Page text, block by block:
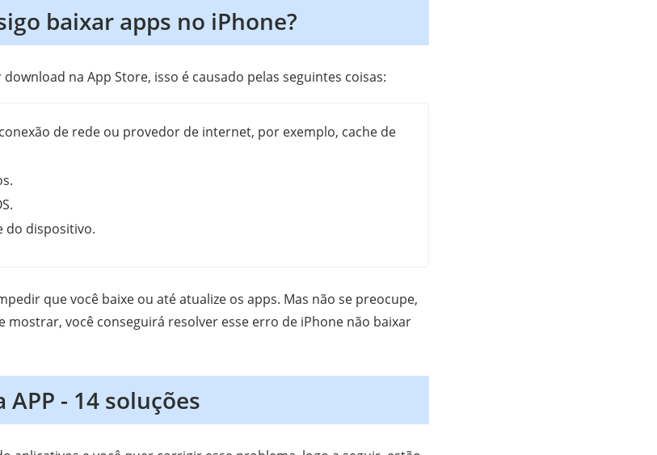
baixar apps no iPhone?
na App Store, isso é causado pelas seguintes coisas:
de rede ou provedor de internet, por exemplo, cache de
do dispositivo.
que você baixe ou até atualize os apps. Mas não se preocupe,
mostrar, você conseguirá resolver esse erro de iPhone não baixar
- 14 soluções